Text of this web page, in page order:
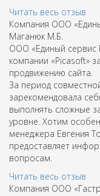
Читать весь отзыв
Компания ООО
Маганюк М.Б.
ООО «Единый сервис
компании «Picasoft»
продвижению сайта.
За период
зарекомендовала
выполнять сложные
уровне. Хотим
менеджера Евгения
предоставляет
вопросам.
Читать весь отзыв
Компания ООО